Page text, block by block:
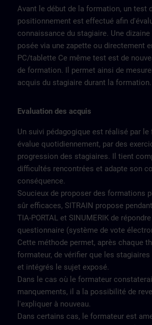
Avant le début de la formation, un test
positionnement est effectué afin
connaissance du stagiaire. Une
posée via une zapette ou directement
PC/tablette Ce même test est de
de formation. Il permet ainsi de
acquis du stagiaire durant la formation.
Evaluation des acquis
Un suivi pédagogique est réalisé par
évalue quotidiennement, par des
progression des stagiaires. Il tient
difficultés rencontrées et adapte son
conséquence.
Soucieux de proposer des formations
sûr efficaces, SITRAIN propose
TIA-PORTAL et SINUMERIK de
questionnaire (système de vote
Cette méthode permet, après chaque
formateur, de vérifier que les
et intégrés le sujet exposé.
Dans le cas où le formateur
manquements, il a la possibilité de
l'expliquer à nouveau.
Dans certains cas, le formateur est